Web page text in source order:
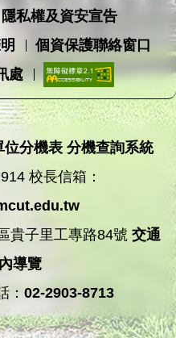
隱私權及資安宣告
個資保護聯絡窗口
處
位分機表 分機查詢系統
校長信箱：
貴子里工專路84號 交通
導覽
： 02-2903-8713